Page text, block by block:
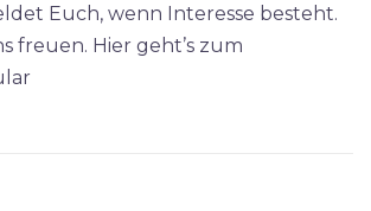
Euch, wenn Interesse besteht.
freuen. Hier geht’s zum